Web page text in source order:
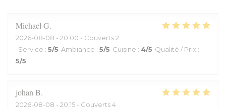
Michael G
2026-08-08 - 20:00 - Couverts 2
Service : 5/5 Ambiance : 5/5 Cuisine : 4/5 Qualité / Prix :
5/5
johan B
2026-08-08 - 20:15 - Couverts 4